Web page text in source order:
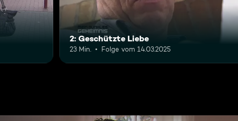
2: Geschützte Liebe
23 Min. Folge vom 14.03.2025